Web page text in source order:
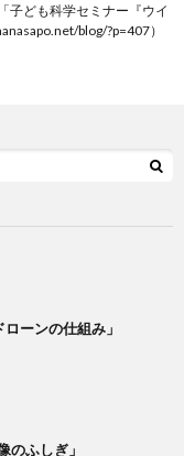
子ども科学セミナー『ウイ
blog/?p=407）
ーンの仕組み」
のふしぎ」